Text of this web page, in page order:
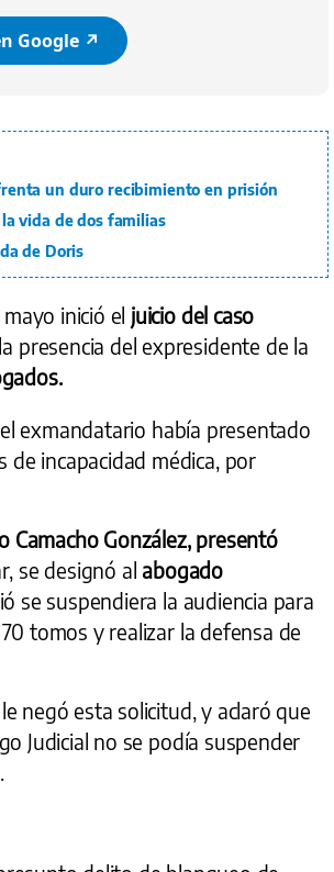
Google ↗️
un duro recibimiento en prisión
vida de dos familias
de Doris
inició el juicio del caso
presencia del expresidente de la
exmandatario había presentado
incapacidad médica, por
Camacho González, presentó
se designó al abogado
se suspendiera la audiencia para
tomos y realizar la defensa de
negó esta solicitud, y aclaró que
Judicial no se podía suspender